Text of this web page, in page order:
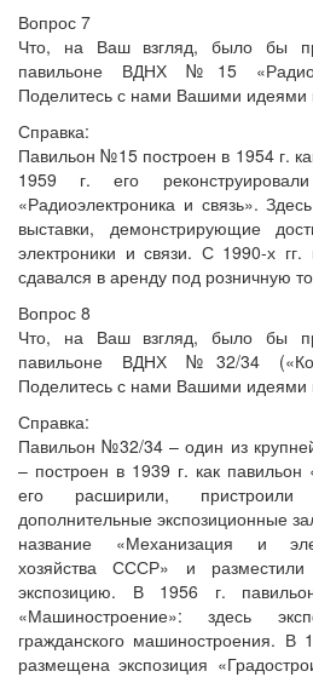
Вопрос 7
Что, на Ваш взгляд, было бы
павильоне ВДНХ №15
Поделитесь с нами Вашими
Справка:
Павильон №15 построен в 1954 г.
1959 г. его
«Радиоэлектроника и связь».
выставки, демонстрирующие
электроники и связи. С 1990-х
сдавался в аренду под розничную
Вопрос 8
Что, на Ваш взгляд, было бы
павильоне ВДНХ №32/34
Поделитесь с нами Вашими
Справка:
Павильон №32/34 – один из
– построен в 1939 г. как
его расширили,
дополнительные экспозиционные
название «Механизация и
хозяйства СССР» и разместили
экспозицию. В 1956 г.
«Машиностроение»: здесь
гражданского машиностроения. В
размещена экспозиция